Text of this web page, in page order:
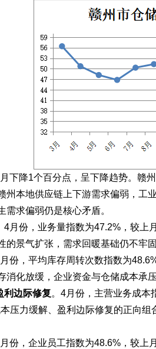
下降1个百分点，呈下降趋势。赣
州本地供应链上下游需求偏弱，工
求偏弱仍是核心矛盾。
4月份，业务量指数为47.2%，较上
的景气扩张，需求回暖基础仍不牢固
份，平均库存周转次数指数为
消化放缓，企业资金与仓储成本承
利边际修复。 4月份，主营业务成本
本压力缓解、盈利边际修复的正向
份，企业员工指数为48.6%，较上